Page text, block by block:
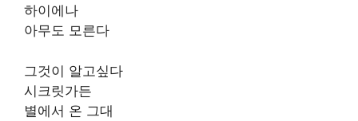
하이에나
아무도 모른다
그것이 알고싶다
시크릿가든
별에서 온 그대